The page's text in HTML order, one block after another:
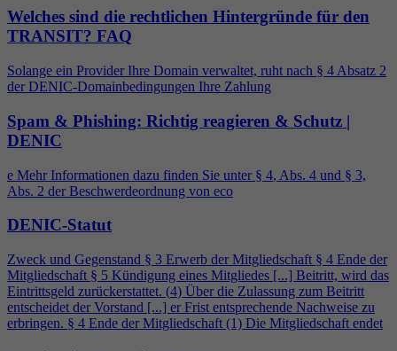
Welches sind die rechtlichen Hintergründe für den
TRANSIT? FAQ
Solange ein Provider Ihre Domain verwaltet, ruht nach § 4 Absatz 2
der DENIC-Domainbedingungen Ihre Zahlung
Spam & Phishing: Richtig reagieren & Schutz |
DENIC
e Mehr Informationen dazu finden Sie unter § 4, Abs. 4 und § 3,
Abs. 2 der Beschwerdeordnung von eco
DENIC-Statut
Zweck und Gegenstand § 3 Erwerb der Mitgliedschaft § 4 Ende der
Mitgliedschaft § 5 Kündigung eines Mitgliedes [...] Beitritt, wird das
Eintrittsgeld zurückerstattet. (4) Über die Zulassung zum Beitritt
entscheidet der Vorstand [...] er Frist entsprechende Nachweise zu
erbringen. § 4 Ende der Mitgliedschaft (1) Die Mitgliedschaft endet